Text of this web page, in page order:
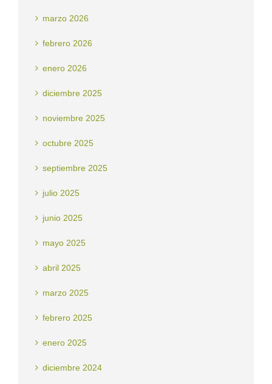
marzo 2026
febrero 2026
enero 2026
diciembre 2025
noviembre 2025
octubre 2025
septiembre 2025
julio 2025
junio 2025
mayo 2025
abril 2025
marzo 2025
febrero 2025
enero 2025
diciembre 2024